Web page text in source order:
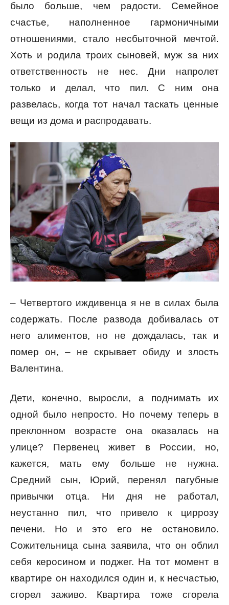
было больше, чем радости. Семейное
счастье, наполненное гармоничными
отношениями, стало несбыточной мечтой.
Хоть и родила троих сыновей, муж за них
ответственность не нес. Дни напролет
только и делал, что пил. С ним она
развелась, когда тот начал таскать ценные
вещи из дома и распродавать.
– Четвертого иждивенца я не в силах была
содержать. После развода добивалась от
него алиментов, но не дождалась, так и
помер он, – не скрывает обиду и злость
Валентина.
Дети, конечно, выросли, а поднимать их
одной было непросто. Но почему теперь в
преклонном возрасте она оказалась на
улице? Первенец живет в России, но,
кажется, мать ему больше не нужна.
Средний сын, Юрий, перенял пагубные
привычки отца. Ни дня не работал,
неустанно пил, что привело к циррозу
печени. Но и это его не остановило.
Сожительница сына заявила, что он облил
себя керосином и поджег. На тот момент в
квартире он находился один и, к несчастью,
сгорел заживо. Квартира тоже сгорела